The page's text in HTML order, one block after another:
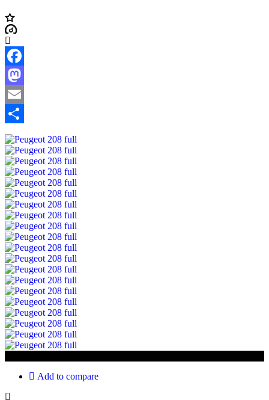
Facebook
Mastodon
Email
Share
Add to compare